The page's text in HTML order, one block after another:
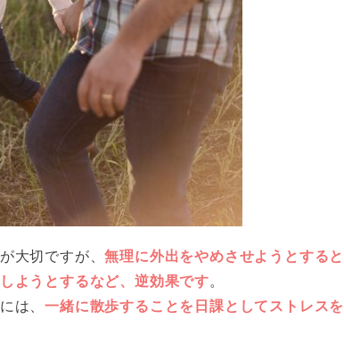
大切ですが、無理に外出をやめさせようとすると
ようとするなど、逆効果です。
は、一緒に散歩することを日課としてストレスを